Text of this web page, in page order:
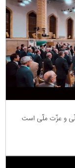
و عزّت ملّی است